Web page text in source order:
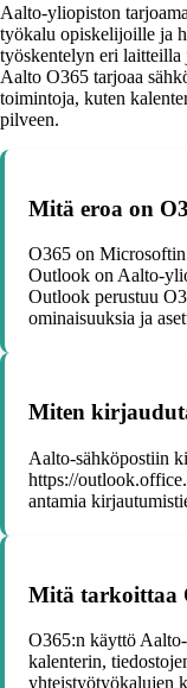
Aalto-yliopiston
työkalu opiskelijoille ja
työskentelyn eri laitteilla
Aalto O365 tarjoaa
toimintoja, kuten
pilveen.
Mitä eroa on
O365 on
Outlook on Aalto-
Outlook perustuu
ominaisuuksia ja
Miten
Aalto-sähköpostiin
https://
antamia
Mitä tarkoittaa
O365:n käyttö
kalenterin,
yhteistyötyökalujen